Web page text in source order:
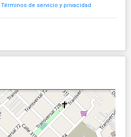
Términos de servicio y privacidad